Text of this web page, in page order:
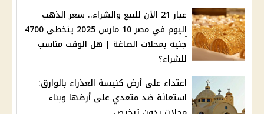
عيار 21 الآن للبيع والشراء.. سعر الذهب
اليوم في مصر 10 مارس 2025 يتخطى 4700
جنيه بمحلات الصاغة | هل الوقت مناسب
للشراء؟
اعتداء على أرض كنيسة العذراء بالوارق:
استغاثة ضد متعدي على أرضها وبناء